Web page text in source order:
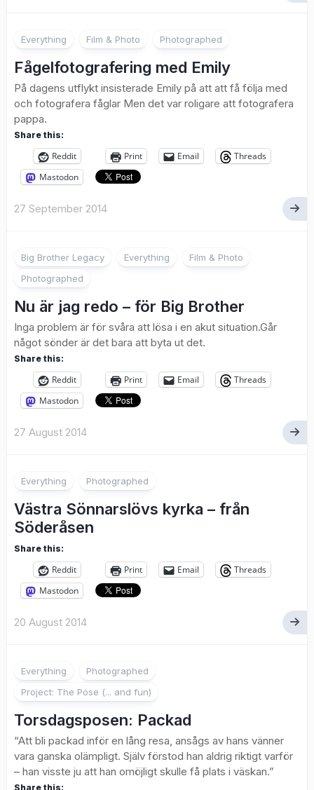
Everything Film & Photo Photographed
Fågelfotografering med Emily
På dagens utflykt insisterade Emily på att att få följa med
och fotografera fåglar Men det var roligare att fotografera
pappa.
Share this:
Reddit Print Email
Threads
Mastodon
27 September 2014
Big Brother Legacy Everything
Film & Photo
Photographed
Nu är jag redo – för Big Brother
Inga problem är för svåra att lösa i en akut situation.Går
något sönder är det bara att byta ut det.
Share this:
Reddit Print Email
Threads
Mastodon
27 August 2014
Everything Photographed
Västra Sönnarslövs kyrka – från
Söderåsen
Share this:
Reddit Print Email
Threads
Mastodon
20 August 2014
Everything
Photographed
Project: The Pose (... and fun)
Torsdagsposen: Packad
“Att bli packad inför en lång resa, ansågs av hans vänner
vara ganska olämpligt. Själv förstod han aldrig riktigt varför
– han visste ju att han omöjligt skulle få plats i väskan.”
Share this: